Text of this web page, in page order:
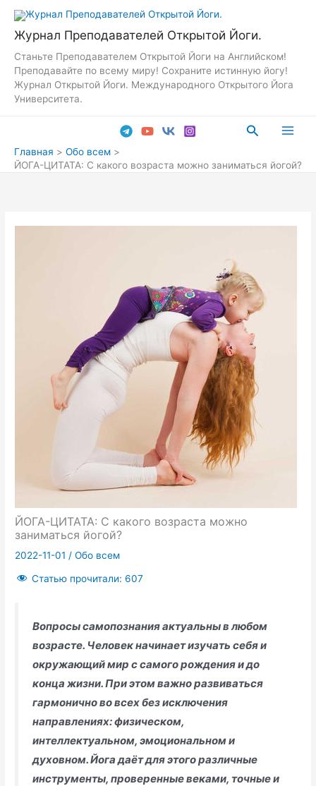
Перейти
содержимому
Журнал Преподавателей Открытой Йоги.
Станьте Преподавателем Открытой Йоги на Английском!
Преподавайте по всему миру! Сохраните истинную йогу!
Журнал Открытой Йоги. Международного Открытого Йога
Университета.
Поиск
Главная
Обо всем
ЙОГА-ЦИТАТА: С какого возраста можно заниматься йогой?
ЙОГА-ЦИТАТА: С какого возраста можно
заниматься йогой?
2022-11-01 /Обо всем
Статью прочитали: 607
Вопросы самопознания актуальны в любом
возрасте. Человек начинает изучать себя и
окружающий мир с самого рождения и до
конца жизни. При этом важно развиваться
гармонично во всех без исключения
направлениях: физическом,
интеллектуальном, эмоциональном и
духовном. Йога даёт для этого различные
инструменты, проверенные веками, точные и